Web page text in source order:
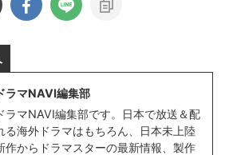
ラマNAVI編集部
ラマNAVI編集部です。日本で放送＆配
る海外ドラマはもちろん、日本未上陸
作からドラマスターの最新情報、製作